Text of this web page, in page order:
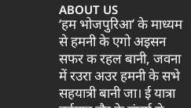
ABOUT US
‘हम भोजपुरिआ’ के माध्यम
से हमनी के एगो अइसन
सफर क रहल बानी, जवना
में रउरा अउर हमनी के सभे
सहयात्री बानी जा। ई यात्रा